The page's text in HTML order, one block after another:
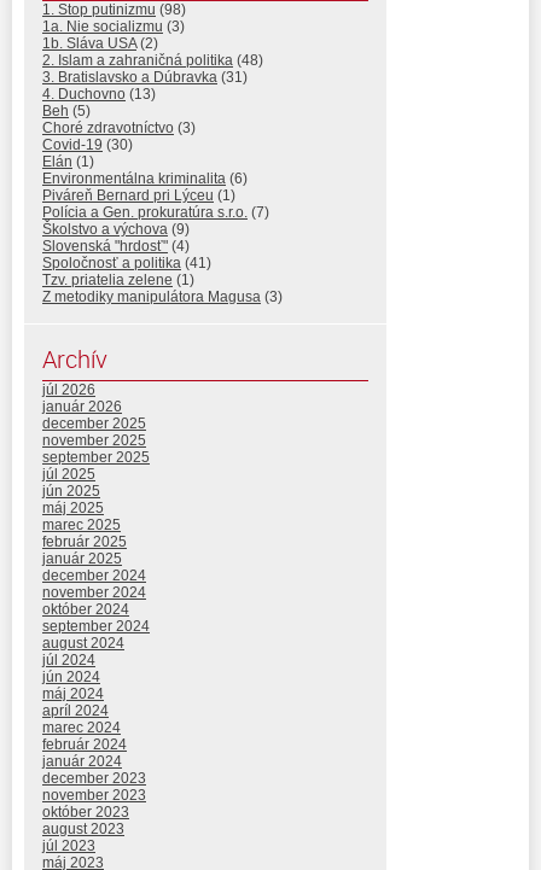
1. Stop putinizmu (98)
1a. Nie socializmu (3)
1b. Sláva USA(2)
2. Islam a zahraničná politika (48)
3. Bratislavsko a Dúbravka (31)
4. Duchovno (13)
Beh (5)
Choré zdravotníctvo (3)
Covid-19 (30)
Elán (1)
Environmentálna kriminalita (6)
Piváreň Bernard pri Lýceu (1)
Polícia a Gen. prokuratúra s.r.o. (7)
Školstvo a výchova (9)
Slovenská "hrdosť" (4)
Spoločnosť a politika (41)
Tzv. priatelia zelene (1)
Z metodiky manipulátora Magusa (3)
Archív
júl 2026
január 2026
december 2025
november 2025
september 2025
júl 2025
jún 2025
máj 2025
marec 2025
február 2025
január 2025
december 2024
november 2024
október 2024
september 2024
august 2024
júl 2024
jún 2024
máj 2024
apríl 2024
marec 2024
február 2024
január 2024
december 2023
november 2023
október 2023
august 2023
júl 2023
máj 2023